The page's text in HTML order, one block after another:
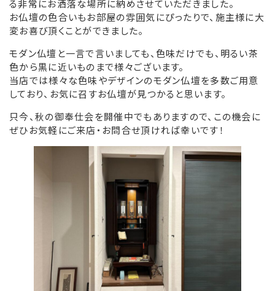
当店の歩み
職人紹介
新着情報・納入履歴
お問い合わせ・お見積り
リンク集
お役立ち情報
る非常にお洒落な場所に納めさせていただきました。
お仏壇の色合いもお部屋の雰囲気にぴったりで、施主様に大
変お喜び頂くことができました。
モダン仏壇と一言で言いましても、色味だけでも、明るい茶
色から黒に近いものまで様々ございます。
当店では様々な色味やデザインのモダン仏壇を多数ご用意
しており、お気に召すお仏壇が見つかると思います。
只今、秋の御奉仕会を開催中でもありますので、この機会に
ぜひお気軽にご来店・お問合せ頂ければ幸いです！